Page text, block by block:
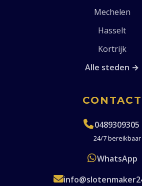
Mechelen
Hasselt
Kortrijk
Alle steden →
CONTACT
0489309305
24/7 bereikbaar
WhatsApp